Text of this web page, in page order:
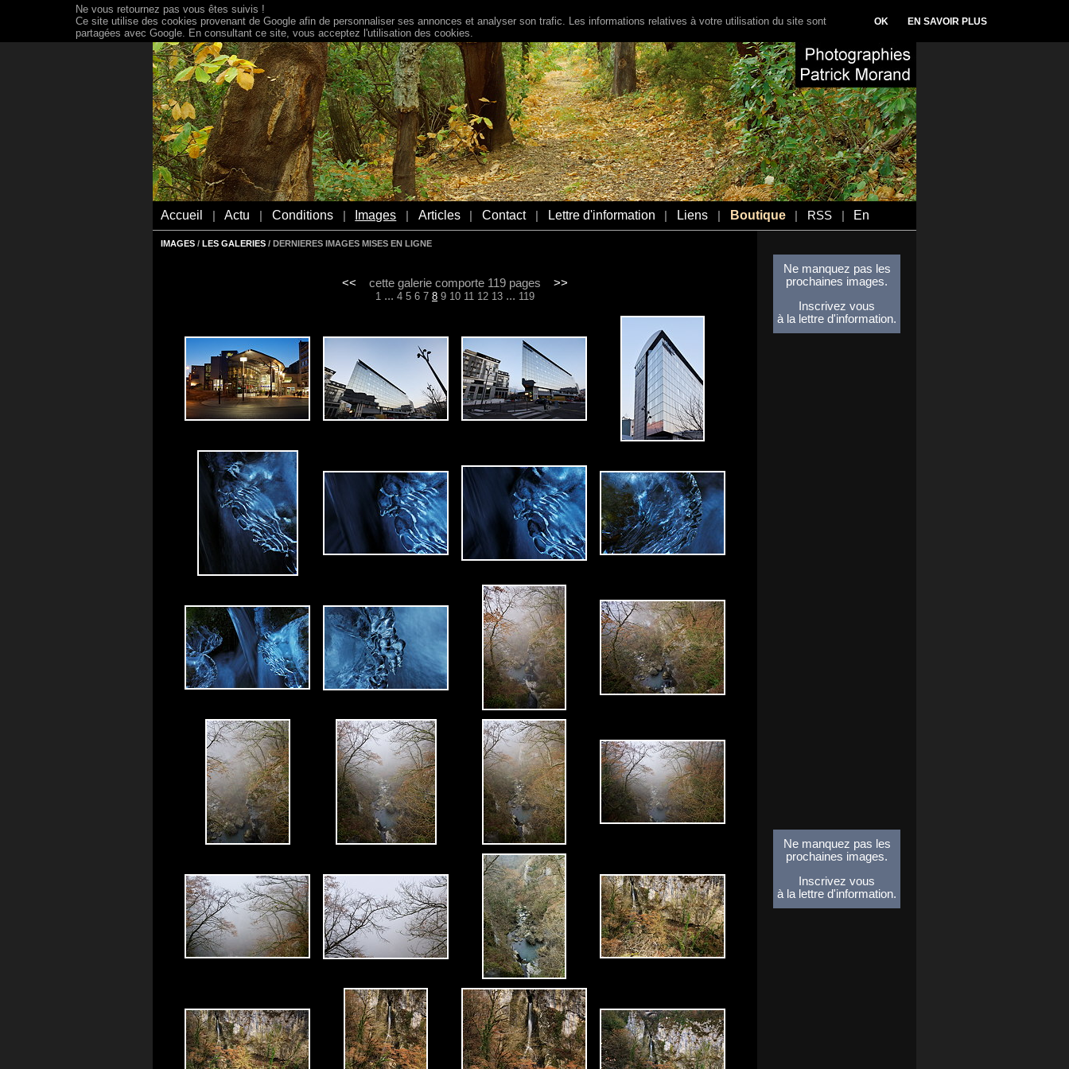
Accueil Actu Conditions Images Articles Contact Lettre d'information Liens Boutique RSS En
IMAGES / LES GALERIES / DERNIERES IMAGES MISES EN LIGNE
<< cette galerie comporte 119 pages >>
1 ... 4 5 6 7 8 9 10 11 12 13 ... 119
Ne manquez pas les
prochaines images.
Inscrivez vous
à la lettre d'information.
Ne manquez pas les
prochaines images.
Inscrivez vous
à la lettre d'information.
Ne vous retournez pas vous êtes suivis !
Ce site utilise des cookies provenant de Google afin de personnaliser ses annonces et analyser son trafic. Les informations relatives à votre utilisation du site sont
partagées avec Google. En consultant ce site, vous acceptez l'utilisation des cookies.
OK EN SAVOIR PLUS